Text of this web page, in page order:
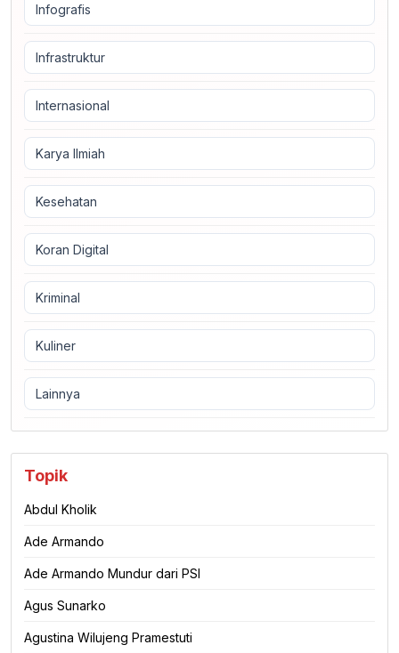
Infografis
Infrastruktur
Internasional
Karya Ilmiah
Kesehatan
Koran Digital
Kriminal
Kuliner
Lainnya
Topik
Abdul Kholik
Ade Armando
Ade Armando Mundur dari PSI
Agus Sunarko
Agustina Wilujeng Pramestuti